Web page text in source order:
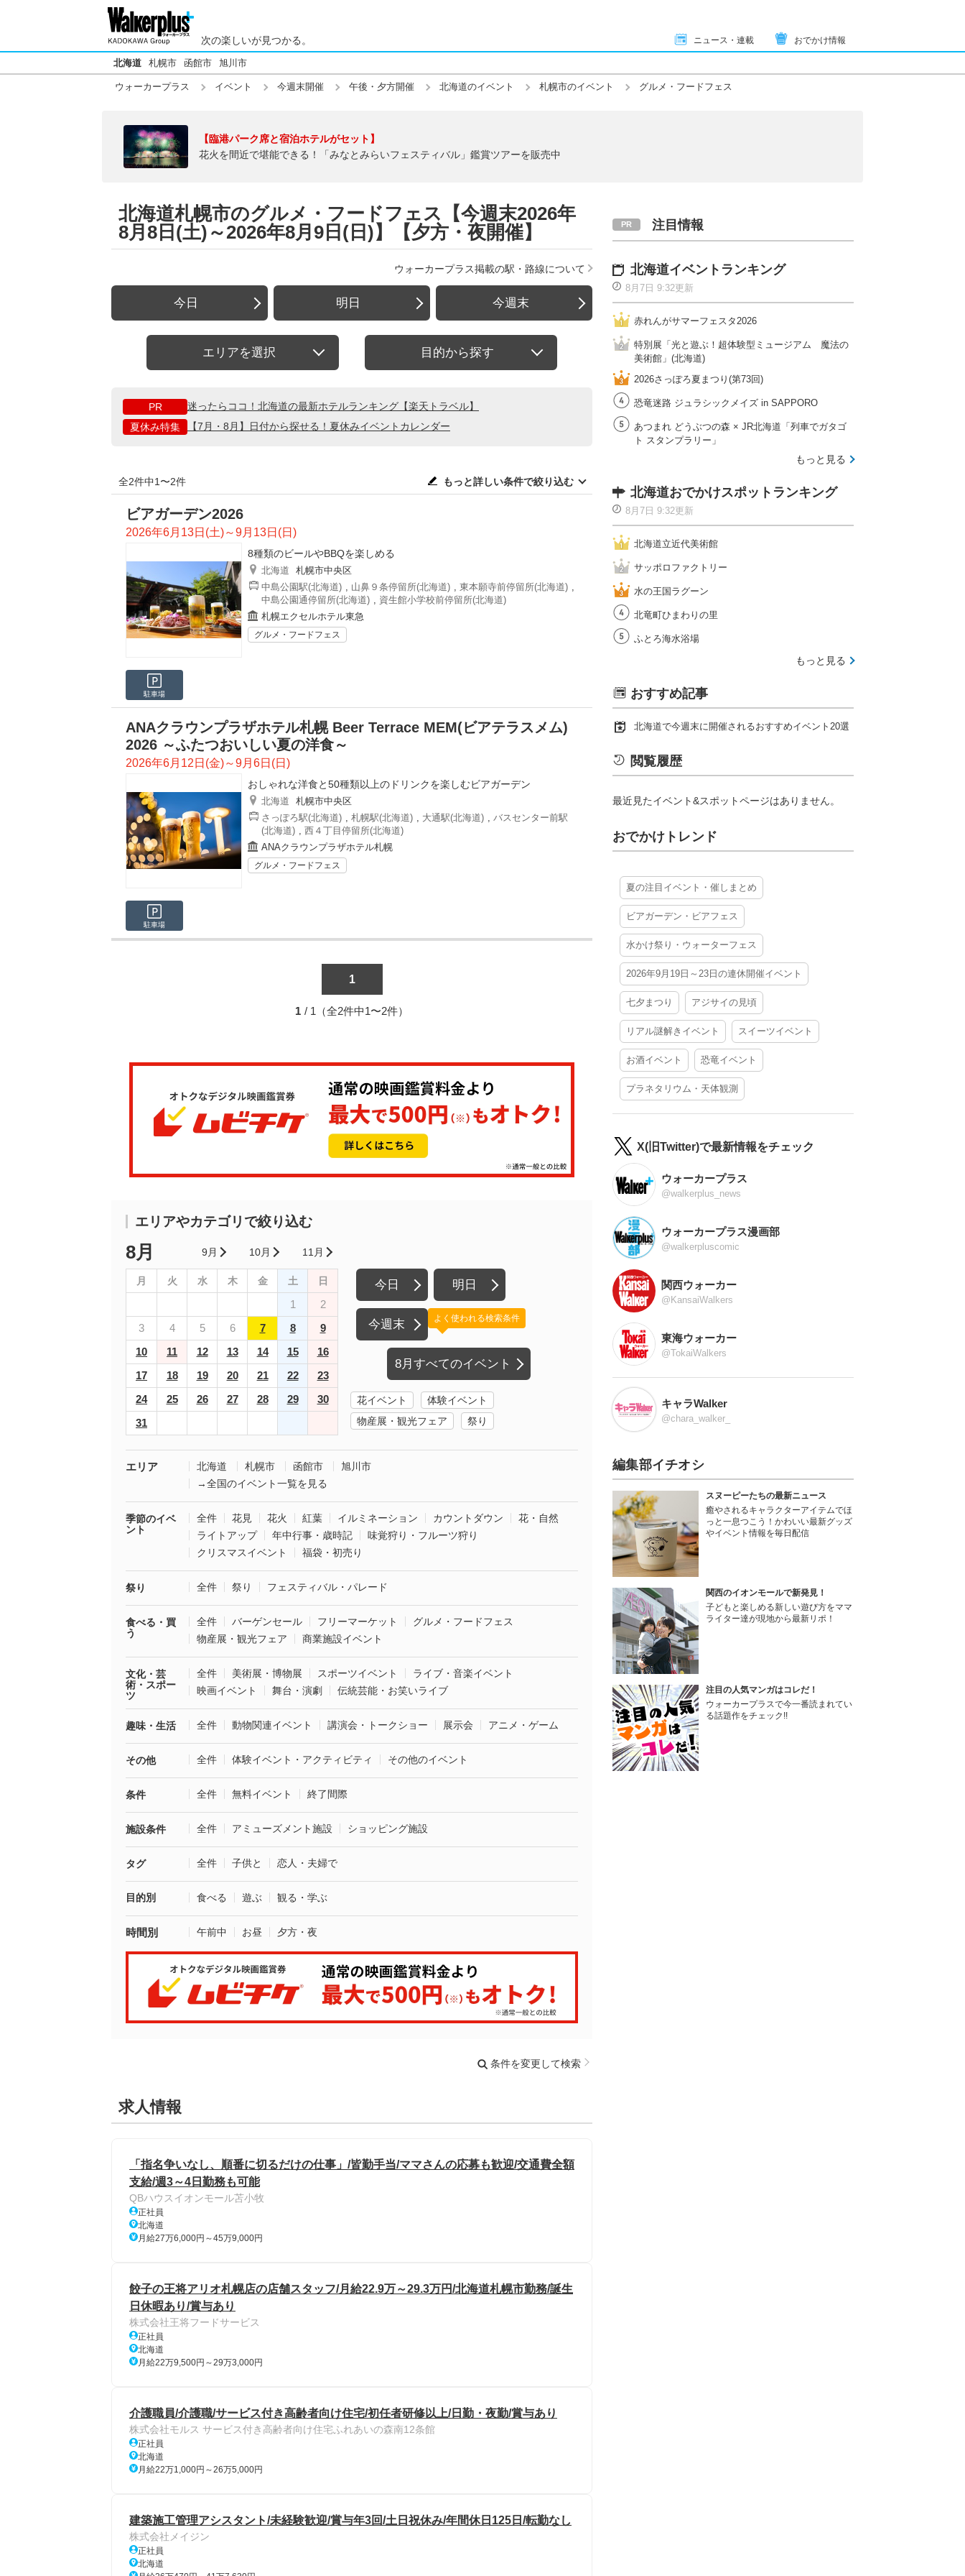
次の楽しいが見つかる。 ニュース・連載 おでかけ情報
北海道 札幌市 函館市 旭川市
ウォーカープラス イベント 今週末開催 午後・夕方開催 北海道のイベント 札幌市のイベント グルメ・フードフェス
【臨港パーク席と宿泊ホテルがセット】
花火を間近で堪能できる！「みなとみらいフェスティバル」鑑賞ツアーを販売中
北海道札幌市のグルメ・フードフェス【今週末2026年
8月8日(土)～2026年8月9日(日)】【夕方・夜開催】
ウォーカープラス掲載の駅・路線について
今日 明日 今週末
エリアを選択 目的から探す
PR
迷ったらココ！北海道の最新ホテルランキング【楽天トラベル】
夏休み特集
【7月・8月】日付から探せる！夏休みイベントカレンダー
全2件中1〜2件 もっと詳しい条件で絞り込む
ビアガーデン2026
2026年6月13日(土)～9月13日(日)
8種類のビールやBBQを楽しめる
北海道
札幌市中央区
中島公園駅(北海道) , 山鼻９条停留所(北海道) , 東本願寺前停留所(北海道) ,
中島公園通停留所(北海道) , 資生館小学校前停留所(北海道)
札幌エクセルホテル東急
グルメ・フードフェス
駐車場
ANAクラウンプラザホテル札幌 Beer Terrace MEM(ビアテラスメム)
2026 ～ふたつおいしい夏の洋食～
2026年6月12日(金)～9月6日(日)
おしゃれな洋食と50種類以上のドリンクを楽しむビアガーデン
北海道
札幌市中央区
さっぽろ駅(北海道) , 札幌駅(北海道) , 大通駅(北海道) , バスセンター前駅
(北海道) , 西４丁目停留所(北海道)
ANAクラウンプラザホテル札幌
グルメ・フードフェス
駐車場
1
1 / 1（全2件中1〜2件）
エリアやカテゴリで絞り込む
8月 9月 10月 11月
月 火 水 木 金 土 日
1
2
3
4 5 6 7 8
9
10
11 12 13 14 15
16
17
18 19 20 21 22
23
24
25 26 27 28 29
30
31
今日 明日
今週末
8月すべてのイベント
よく使われる検索条件
花イベント
体験イベント
物産展・観光フェア
祭り
エリア 北海道 札幌市 函館市
旭川市
→全国のイベント一覧を見る
季節のイベ
ント
全件 花見 花火 紅葉 イルミネーション カウントダウン
花・自然
ライトアップ
年中行事・歳時記
味覚狩り・フルーツ狩り
クリスマスイベント
福袋・初売り
祭り 全件 祭り フェスティバル・パレード
食べる・買
う
全件 バーゲンセール フリーマーケット
グルメ・フードフェス
物産展・観光フェア
商業施設イベント
文化・芸
術・スポー
ツ
全件 美術展・博物展 スポーツイベント
ライブ・音楽イベント
映画イベント
舞台・演劇 伝統芸能・お笑いライブ
趣味・生活 全件 動物関連イベント 講演会・トークショー 展示会 アニメ・ゲーム
その他 全件 体験イベント・アクティビティ その他のイベント
条件 全件 無料イベント 終了間際
施設条件 全件 アミューズメント施設 ショッピング施設
タグ 全件 子供と 恋人・夫婦で
目的別 食べる 遊ぶ 観る・学ぶ
時間別 午前中 お昼 夕方・夜
条件を変更して検索
求人情報
「指名争いなし、順番に切るだけの仕事」/皆勤手当/ママさんの応募も歓迎/交通費全額
支給/週3～4日勤務も可能
QBハウスイオンモール苫小牧
正社員
北海道
月給27万6,000円～45万9,000円
餃子の王将アリオ札幌店の店舗スタッフ/月給22.9万～29.3万円/北海道札幌市勤務/誕生
日休暇あり/賞与あり
株式会社王将フードサービス
正社員
北海道
月給22万9,500円～29万3,000円
介護職員/介護職/サービス付き高齢者向け住宅/初任者研修以上/日勤・夜勤/賞与あり
株式会社モルス サービス付き高齢者向け住宅ふれあいの森南12条館
正社員
北海道
月給22万1,000円～26万5,000円
建築施工管理アシスタント/未経験歓迎/賞与年3回/土日祝休み/年間休日125日/転勤なし
株式会社メイジン
正社員
北海道
注目情報
北海道イベントランキング
8月7日 9:32更新
赤れんがサマーフェスタ2026
特別展「光と遊ぶ！超体験型ミュージアム 魔法の
美術館」(北海道)
2026さっぽろ夏まつり(第73回)
恐竜迷路 ジュラシックメイズ in SAPPORO
あつまれ どうぶつの森 × JR北海道「列車でガタゴ
ト スタンプラリー」
もっと見る
北海道おでかけスポットランキング
8月7日 9:32更新
北海道立近代美術館
サッポロファクトリー
水の王国ラグーン
北竜町ひまわりの里
ふとろ海水浴場
もっと見る
おすすめ記事
北海道で今週末に開催されるおすすめイベント20選
閲覧履歴
最近見たイベント&スポットページはありません。
おでかけトレンド
夏の注目イベント・催しまとめ
ビアガーデン・ビアフェス
水かけ祭り・ウォーターフェス
2026年9月19日～23日の連休開催イベント
七夕まつり アジサイの見頃
リアル謎解きイベント スイーツイベント
お酒イベント 恐竜イベント
プラネタリウム・天体観測
X(旧Twitter)で最新情報をチェック
ウォーカープラス
@walkerplus_news
ウォーカープラス漫画部
@walkerpluscomic
関西ウォーカー
@KansaiWalkers
東海ウォーカー
@TokaiWalkers
キャラWalker
@chara_walker_
編集部イチオシ
スヌーピーたちの最新ニュース
癒やされるキャラクターアイテムでほ
っと一息つこう！かわいい最新グッズ
やイベント情報を毎日配信
関西のイオンモールで新発見！
子どもと楽しめる新しい遊び方をママ
ライター達が現地から最新リポ！
注目の人気マンガはコレだ！
ウォーカープラスで今一番読まれてい
る話題作をチェック!!